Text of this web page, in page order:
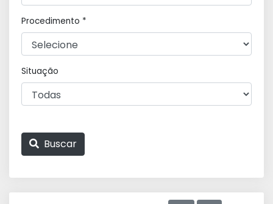
Procedimento *
Situação
Buscar